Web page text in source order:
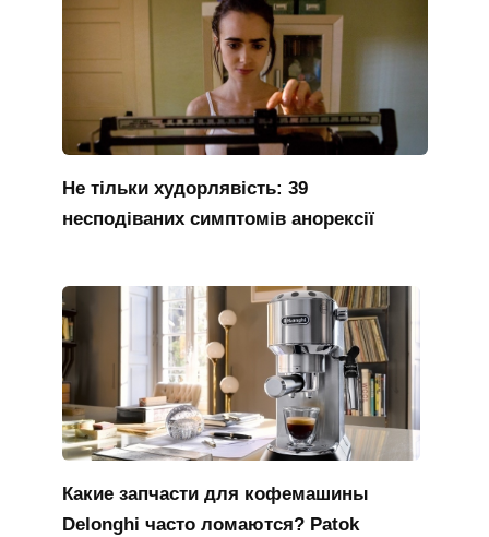
Не тільки худорлявість: 39
несподіваних симптомів анорексії
Какие запчасти для кофемашины
Delonghi часто ломаются? Patok